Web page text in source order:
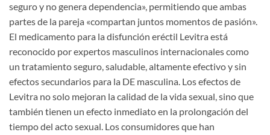
seguro y no genera dependencia», permitiendo que ambas
partes de la pareja «compartan juntos momentos de pasión».
El medicamento para la disfunción eréctil Levitra está
reconocido por expertos masculinos internacionales como
un tratamiento seguro, saludable, altamente efectivo y sin
efectos secundarios para la DE masculina. Los efectos de
Levitra no solo mejoran la calidad de la vida sexual, sino que
también tienen un efecto inmediato en la prolongación del
tiempo del acto sexual. Los consumidores que han